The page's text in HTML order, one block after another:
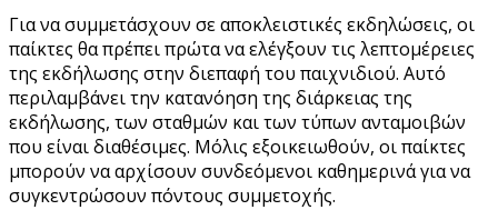
Για να συμμετάσχουν σε αποκλειστικές εκδηλώσεις, οι
παίκτες θα πρέπει πρώτα να ελέγξουν τις λεπτομέρειες
της εκδήλωσης στην διεπαφή του παιχνιδιού. Αυτό
περιλαμβάνει την κατανόηση της διάρκειας της
εκδήλωσης, των σταθμών και των τύπων ανταμοιβών
που είναι διαθέσιμες. Μόλις εξοικειωθούν, οι παίκτες
μπορούν να αρχίσουν συνδεόμενοι καθημερινά για να
συγκεντρώσουν πόντους συμμετοχής.